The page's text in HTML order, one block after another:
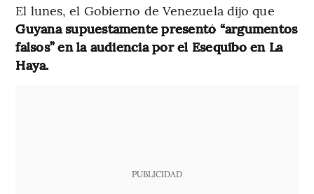
El lunes, el Gobierno de Venezuela dijo que
Guyana supuestamente presentó “argumentos
falsos” en la audiencia por el Esequibo en La
Haya.
PUBLICIDAD